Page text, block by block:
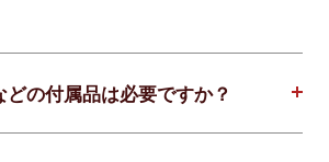
どの付属品は必要ですか？